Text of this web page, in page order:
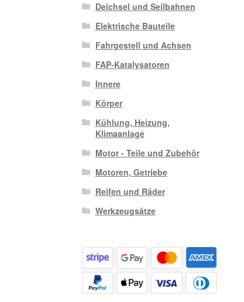
Deichsel und Seilbahnen
Elektrische Bauteile
Fahrgestell und Achsen
FAP-Katalysatoren
Innere
Körper
Kühlung, Heizung,
Klimaanlage
Motor - Teile und Zubehör
Motoren, Getriebe
Reifen und Räder
Werkzeugsätze